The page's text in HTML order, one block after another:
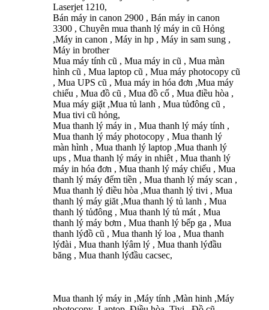
Laserjet 1210,
Bán máy in canon 2900 , Bán máy in canon
3300 , Chuyên mua thanh lý máy in cũ Hỏng
,Máy in canon , Máy in hp , Máy in sam sung ,
Máy in brother
Mua máy tính cũ , Mua máy in cũ , Mua màn
hình cũ , Mua laptop cũ , Mua máy photocopy cũ
, Mua UPS cũ , Mua máy in hóa đơn ,Mua máy
chiếu , Mua đồ cũ , Mua đồ cổ , Mua điều hòa ,
Mua máy giặt ,Mua tủ lanh , Mua tủđông cũ ,
Mua tivi cũ hỏng,
Mua thanh lý máy in , Mua thanh lý máy tính ,
Mua thanh lý máy photocopy , Mua thanh lý
màn hình , Mua thanh lý laptop ,Mua thanh lý
ups , Mua thanh lý máy in nhiêt , Mua thanh lý
máy in hóa đơn , Mua thanh lý máy chiếu , Mua
thanh lý máy đếm tiền , Mua thanh lý máy scan ,
Mua thanh lý điều hòa ,Mua thanh lý tivi , Mua
thanh lý máy giăt ,Mua thanh lý tủ lanh , Mua
thanh lý tủđông , Mua thanh lý tủ mát , Mua
thanh lý máy bơm , Mua thanh lý bếp ga , Mua
thanh lýđồ cũ , Mua thanh lý loa , Mua thanh
lýđài , Mua thanh lýâm lý , Mua thanh lýđầu
băng , Mua thanh lýđầu cacsec,
Mua thanh lý máy in ,Máy tính ,Màn hinh ,Máy